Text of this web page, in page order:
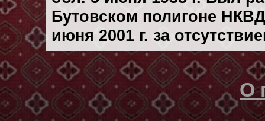
Бутовском полигоне
июня 2001 г. за
О